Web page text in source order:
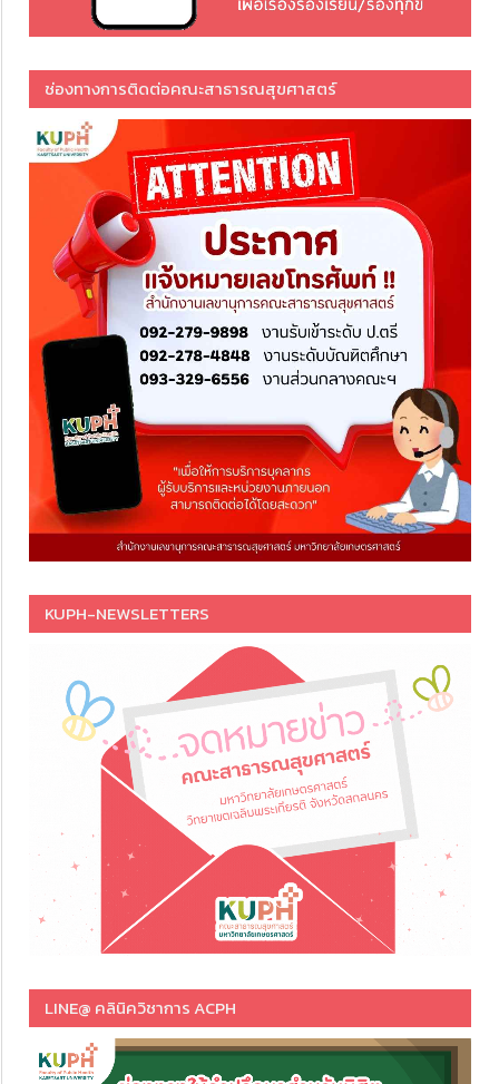
ช่องทางการติดต่อคณะสาธารณสุขศาสตร์
KUPH-NEWSLETTERS
LINE@ คลินิควิชาการ ACPH